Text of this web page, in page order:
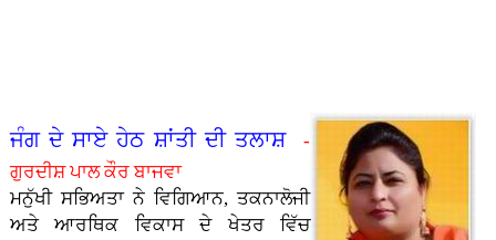
ਜਿੰ�...
ਜੰਗ ਦੇ ਸਾਏ ਹੇਠ ਸ਼ਾਂਤੀ ਦੀ ਤਲਾਸ਼-
ਗੁਰਦੀਸ਼ ਪਾਲ ਕੌਰ ਬਾਜਵਾ
ਮਨੁੱਖੀ ਸਭਿਅਤਾ ਨੇ ਵਿਗਿਆਨ, ਤਕਨਾਲੋਜੀ
ਅਤੇ ਆਰਥਿਕ ਵਿਕਾਸ ਦੇ ਖੇਤਰ ਵਿੱਚ